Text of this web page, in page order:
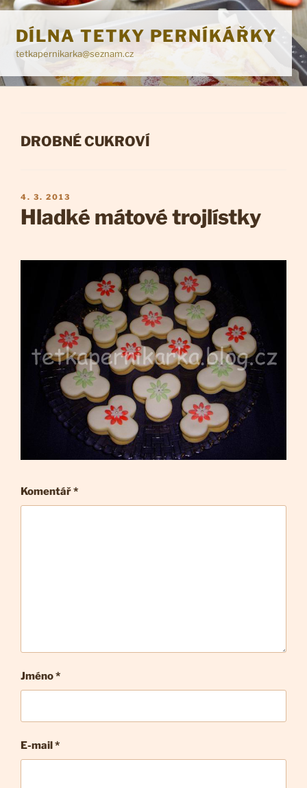
Přejít
obsahu
webu
DÍLNA TETKY PERNÍKÁŘKY
tetkapernikarka@seznam.cz
RUBRIKY
DROBNÉ CUKROVÍ
PUBLIKOVÁNO
4. 3. 2013
Hladké mátové trojlístky
Komentář*
Jméno *
E-mail*